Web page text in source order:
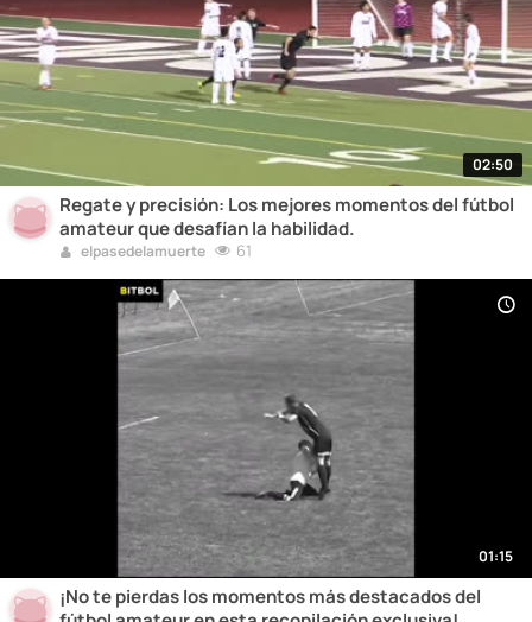
02:50
Regate y precisión: Los mejores momentos del fútbol
amateur que desafían la habilidad.
elpasedelamuerte 61
01:15
¡No te pierdas los momentos más destacados del